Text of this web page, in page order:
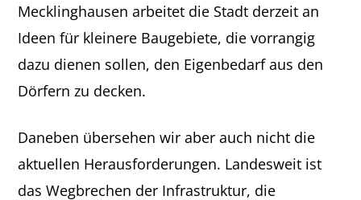
Mecklinghausen arbeitet die Stadt derzeit an
Ideen für kleinere Baugebiete, die vorrangig
dazu dienen sollen, den Eigenbedarf aus den
Dörfern zu decken.
Daneben übersehen wir aber auch nicht die
aktuellen Herausforderungen. Landesweit ist
das Wegbrechen der Infrastruktur, die